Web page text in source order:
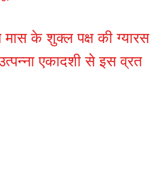
मास के शुक्ल पक्ष की ग्यारस
एकादशी से इस व्रत